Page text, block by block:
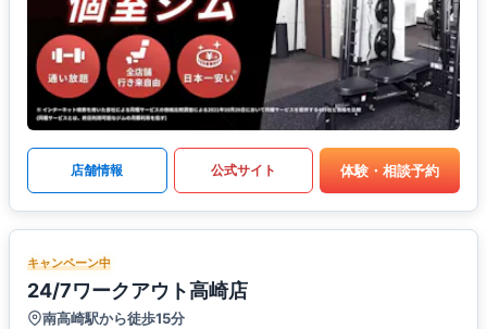
店舗情報 公式サイト 体験・相談予約
キャンペーン中
24/7ワークアウト高崎店
南高崎駅から徒歩15分